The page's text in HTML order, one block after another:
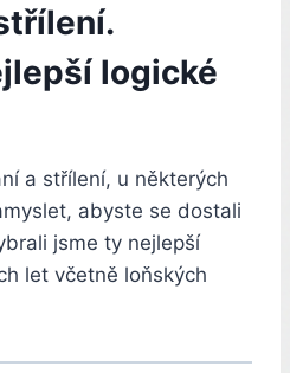
logické
a střílení, u některých
abyste se dostali
jsme ty nejlepší
let včetně loňských